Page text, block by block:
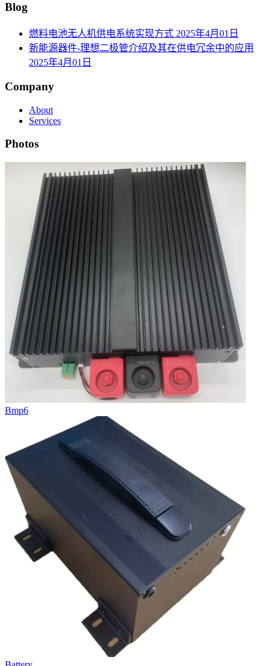
Blog
燃料电池无人机供电系统实现方式 2025年4月01日
新能源器件-理想二极管介绍及其在供电冗余中的应用
2025年4月01日
Company
About
Services
Photos
Bmp6